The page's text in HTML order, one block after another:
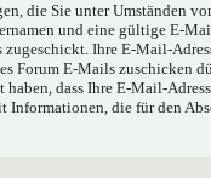
die Sie unter Umständen
und eine gültige E-
zugeschickt. Ihre E-Mail-
Forum E-Mails zuschicken
dass Ihre E-Mail-
die für den